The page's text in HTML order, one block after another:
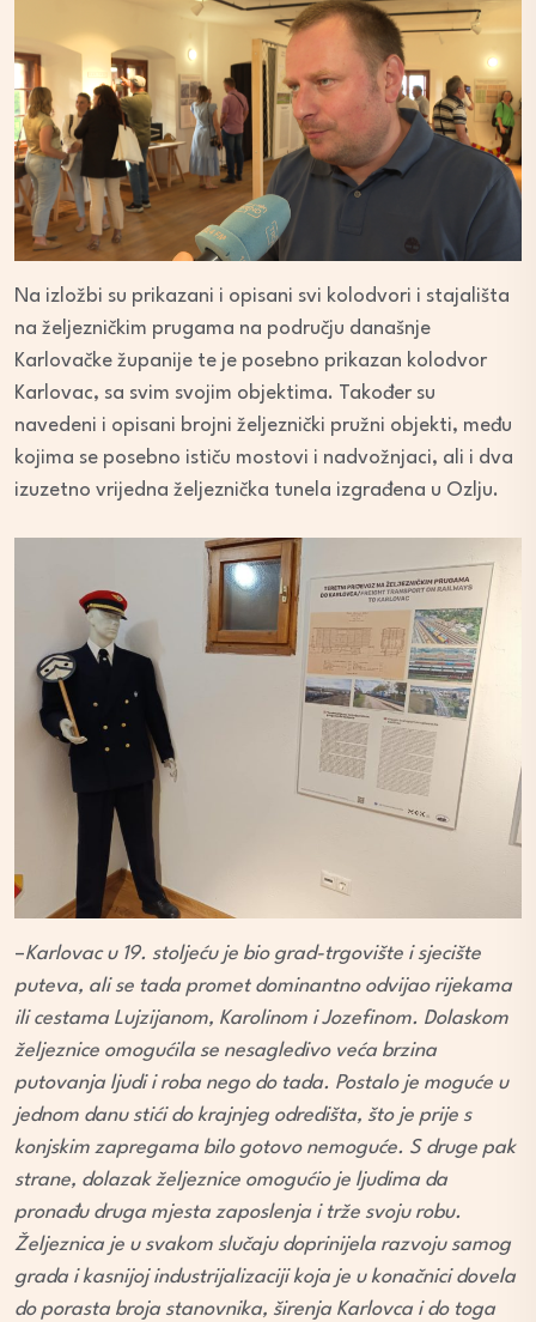
Na izložbi su prikazani i opisani svi kolodvori i stajališta
na željezničkim prugama na području današnje
Karlovačke županije te je posebno prikazan kolodvor
Karlovac, sa svim svojim objektima. Također su
navedeni i opisani brojni željeznički pružni objekti, među
kojima se posebno ističu mostovi i nadvožnjaci, ali i dva
izuzetno vrijedna željeznička tunela izgrađena u Ozlju.
–Karlovac u 19. stoljeću je bio grad-trgovište i sjecište
puteva, ali se tada promet dominantno odvijao rijekama
ili cestama Lujzijanom, Karolinom i Jozefinom. Dolaskom
željeznice omogućila se nesagledivo veća brzina
putovanja ljudi i roba nego do tada. Postalo je moguće u
jednom danu stići do krajnjeg odredišta, što je prije s
konjskim zapregama bilo gotovo nemoguće. S druge pak
strane, dolazak željeznice omogućio je ljudima da
pronađu druga mjesta zaposlenja i trže svoju robu.
Željeznica je u svakom slučaju doprinijela razvoju samog
grada i kasnijoj industrijalizaciji koja je u konačnici dovela
do porasta broja stanovnika, širenja Karlovca i do toga